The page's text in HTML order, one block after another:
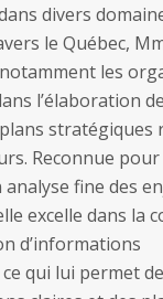
divers
le Québec,
les
l’élaboration de
stratégiques
Reconnue
fine des
excelle dans la
d’informations
qui lui permet